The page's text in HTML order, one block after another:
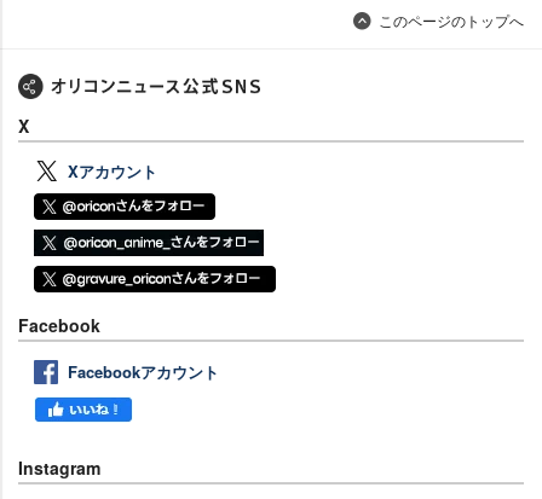
このページのトップへ
X
Xアカウント
Facebook
Facebookアカウント
Instagram